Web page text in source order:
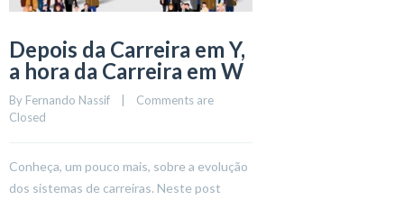
Depois da Carreira em Y,
a hora da Carreira em W
By Fernando Nassif
    |
Comments are
Closed
Conheça, um pouco mais, sobre a evolução
dos sistemas de carreiras. Neste post